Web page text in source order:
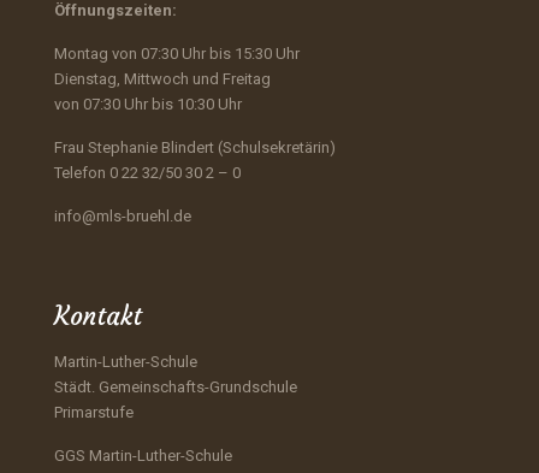
Öffnungszeiten:
Montag von 07:30 Uhr bis 15:30 Uhr
Dienstag, Mittwoch und Freitag
von 07:30 Uhr bis 10:30 Uhr
Frau Stephanie Blindert (Schulsekretärin)
Telefon 0 22 32/50 30 2 – 0
info@mls-bruehl.de
Kontakt
Martin-Luther-Schule
Städt. Gemeinschafts-Grundschule
Primarstufe
GGS Martin-Luther-Schule